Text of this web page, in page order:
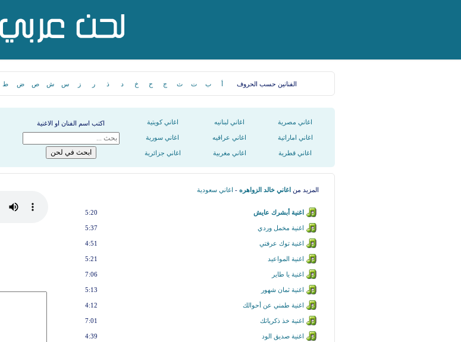
الفنانين حسب الحروف أ ب ت ث ج ح خ د ذ ر ز س ش ص ض ط
اغاني مصرية اغاني لبنانيه اغاني كويتية اكتب اسم الفنان او الاغنية
اغاني اماراتية اغاني عراقيه اغاني سورية
اغاني قطرية اغاني مغربية اغاني جزائرية
المزيد من اغاني خالد الزواهره - اغاني سعودية
اغنية أبشرك عايش 5:20
اغنية مخمل وردي 5:37
اغنية توك عرفتي 4:51
اغنية المواعيد 5:21
اغنية يا طاير 7:06
اغنية ثمان شهور 5:13
اغنية طمني عن أحوالك 4:12
اغنية خذ ذكرياتك 7:01
اغنية صديق الود 4:39